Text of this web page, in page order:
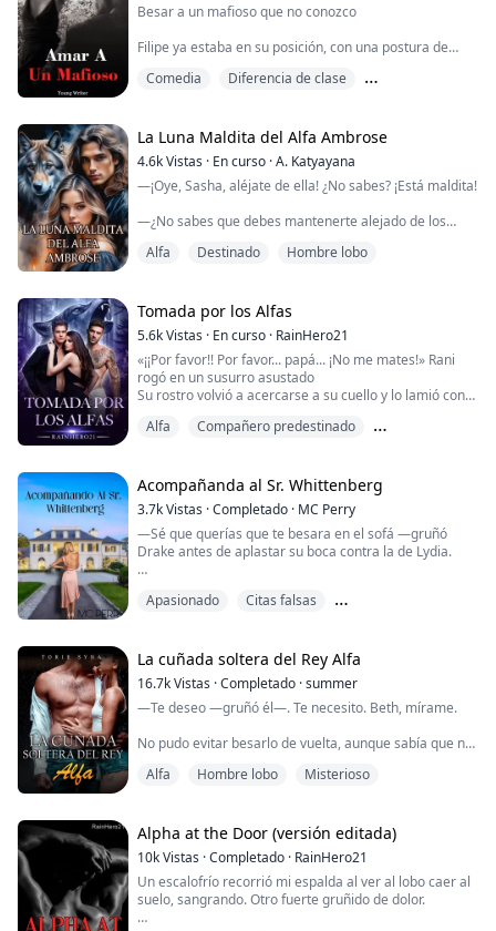
Somos un reino atrapado en el tiempo. Cambiantes
aquí por un trato entre el difunto rey y un demonio que
busca nu...
Besar a un mafioso que no conozco
Filipe ya estaba en su posición, con una postura de
Caminé todo el trayecto mirándolo, viendo cada detalle
Era el más caro de los bálsamos y su cuerpo era lo
más esculpido que había visto. Sentí como si mi cuerpo
hubiera recibido una ...
Comedia
Diferencia de clase
La Luna Maldita del Alfa Ambrose
4.6kVistas · En curso ·A. Katyayana
—¡Oye, Sasha, aléjate de ella! ¿No sabes? ¡Está maldita!
—¿No sabes que debes mantenerte alejado de los
Los susurros comenzaron de nuevo, y caminé hacia el
bosque con una sonrisa forzada.
Eran los mismos susurros, las mismas palabras que he
estado escuchando desde que crecí. No sé si la gente
alguna vez me tratará ...
Alfa Destinado Hombre lobo
Tomada por los Alfas
5.6kVistas · En curso · RainHero21
«¡¡Por favor!! Por favor... papá... ¡No me mates!» Rani
rogó en un susurro asustado
Su rostro volvió a acercarse a su cuello y lo lamió con
«¡¡No!! ¡¡¡Por favor!!!» Rani gimió y lloró ante el lobo:
Hector y Damon son hermanastros, solían ser leales el
uno al otro y juntos ocuparon el puesto de Alpha. Para
encontrar el tesoro de su...
Alfa
Compañero predestinado
Acompañanda al Sr. Whittenberg
3.7kVistas ·Completado · MC Perry
—Sé que querías que te besara en el sofá —gruñó
Drake antes de aplastar su boca contra la de Lydia.
permitiendo que su lengua entrara en la suya. Sus
Drake.
Drake rompió el beso, dejando a Lydia sin aliento.
Apasionado
Citas falsas
La cuñada soltera del Rey Alfa
16.7kVistas ·Completado ·summer
—Te deseo —gruñó él—. Te necesito. Beth, mírame.
No pudo evitar besarlo de vuelta, aunque sabía que no
liderazgo, ¡ella! recibiendo cada embestida de Daniel
mientras él se frotaba contra ella con la ropa de por
medio.
Apenas había pasado una hora desde que había
recibido ...
Alfa Hombre lobo Misterioso
Alpha at the Door (versión editada)
10kVistas ·Completado · RainHero21
Un escalofrío recorrió mi espalda al ver al lobo caer al
suelo, sangrando. Otro fuerte gruñido de dolor.